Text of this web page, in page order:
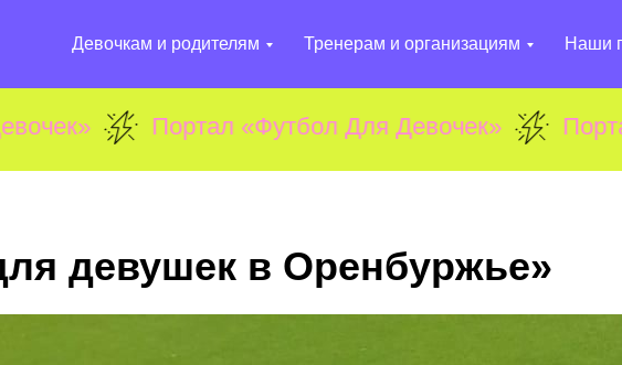
Портал «Футбол Для Девочек» Портал
Девочкам и родителям Тренерам и организациям Наши
девушек в Оренбуржье»